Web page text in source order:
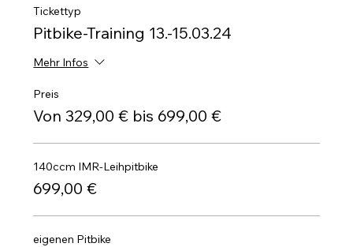
Tickettyp
Pitbike-Training 13.-15.03.24
Mehr Infos
Preis
Von 329,00 € bis 699,00 €
140ccm IMR-Leihpitbike
699,00 €
eigenen Pitbike